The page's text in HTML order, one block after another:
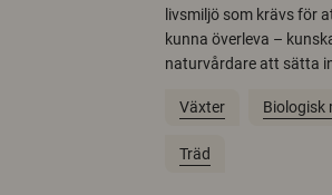
livsmiljö som krävs för
kunna överleva –
naturvårdare att sätta
Växter Biologisk
Träd